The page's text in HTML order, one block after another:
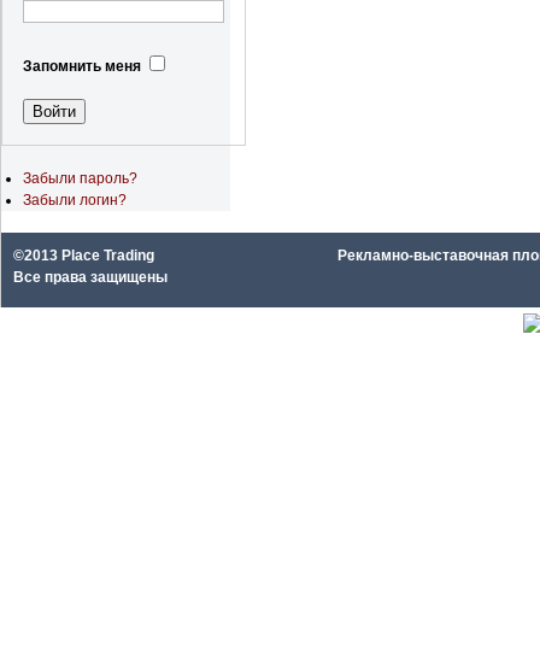
Запомнить меня
Забыли пароль?
Забыли логин?
©2013 Place Trading
Все права защищены
Рекламно-выставочная